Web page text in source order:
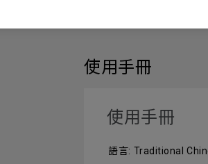
使用手冊
使用手冊
語言: Traditional